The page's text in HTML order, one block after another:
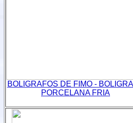
BOLIGRAFOS DE FIMO -
PORCELANA FRIA